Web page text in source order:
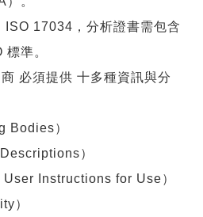
17034，分析證書需包含
準。
必須提供 十多種資訊與分
Bodies）
）
Instructions for Use）
）